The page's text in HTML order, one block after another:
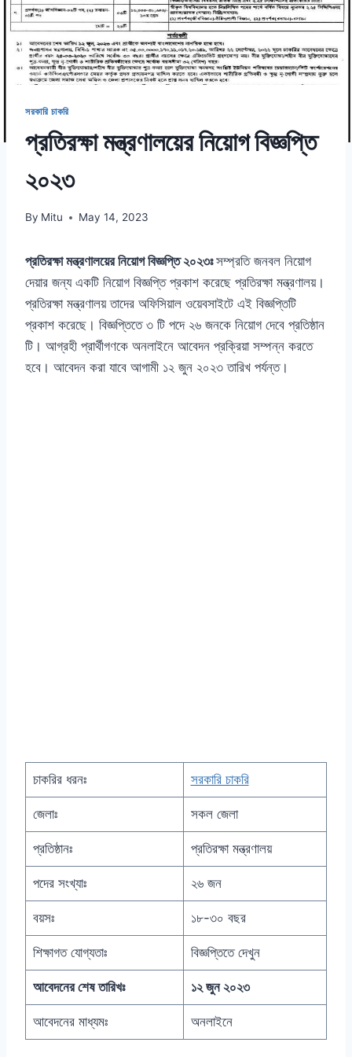
সরকারি চাকরি
প্রতিরক্ষা মন্ত্রণালয়ের নিয়োগ বিজ্ঞপ্তি
২০২৩
By Mitu May 14, 2023
প্রতিরক্ষা মন্ত্রণালয়ের নিয়োগ বিজ্ঞপ্তি ২০২৩ঃসম্প্রতি জনবল নিয়োগ
দেয়ার জন্য একটি নিয়োগ বিজ্ঞপ্তি প্রকাশ করেছে প্রতিরক্ষা মন্ত্রণালয়।
প্রতিরক্ষা মন্ত্রণালয় তাদের অফিসিয়াল ওয়েবসাইটে এই বিজ্ঞপ্তিটি
প্রকাশ করেছে। বিজ্ঞপ্তিতে ৩ টি পদে ২৬ জনকে নিয়োগ দেবে প্রতিষ্ঠান
টি। আগ্রহী প্রার্থীগণকে অনলাইনে আবেদন প্রক্রিয়া সম্পন্ন করতে
হবে। আবেদন করা যাবে আগামী ১২ জুন ২০২৩ তারিখ পর্যন্ত।
চাকরির ধরনঃ সরকারি চাকরি
জেলাঃ সকল জেলা
প্রতিষ্ঠানঃ প্রতিরক্ষা মন্ত্রণালয়
পদের সংখ্যাঃ ২৬ জন
বয়সঃ ১৮-৩০ বছর
শিক্ষাগত যোগ্যতাঃ বিজ্ঞপ্তিতে দেখুন
আবেদনের শেষ তারিখঃ ১২ জুন ২০২৩
আবেদনের মাধ্যমঃ অনলাইনে